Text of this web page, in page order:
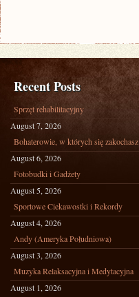
Recent Posts
Sprzęt rehabilitacyjny
August 7, 2026
Bohaterowie, w których się zakochasz
August 6, 2026
Fotobudki i Gadżety
August 5, 2026
Sportowe Ciekawostki i Rekordy
August 4, 2026
Andy (Ameryka Południowa)
August 3, 2026
Muzyka Relaksacyjna i Medytacyjna
August 1, 2026